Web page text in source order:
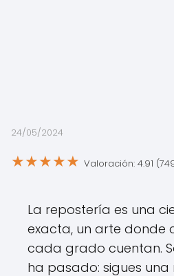
24/05/2024
★★★★★ Valoración: 4.91
La repostería es una
exacta, un arte donde
cada grado cuentan.
ha pasado: sigues